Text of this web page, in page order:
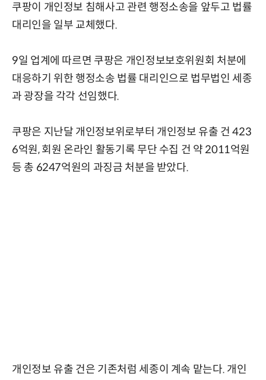
쿠팡이 개인정보 침해사고 관련 행정소송을 앞두고 법률
대리인을 일부 교체했다.
9일 업계에 따르면 쿠팡은 개인정보보호위원회 처분에
대응하기 위한 행정소송 법률 대리인으로 법무법인 세종
과 광장을 각각 선임했다.
쿠팡은 지난달 개인정보위로부터 개인정보 유출 건 423
6억원, 회원 온라인 활동기록 무단 수집 건 약 2011억원
등 총 6247억원의 과징금 처분을 받았다.
개인정보 유출 건은 기존처럼 세종이 계속 맡는다. 개인